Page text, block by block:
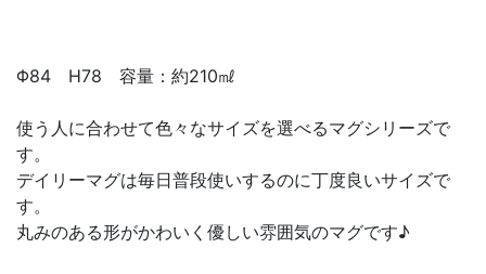
Φ84 H78 容量：約210㎖
使う人に合わせて色々なサイズを選べるマグシリーズで
す。
デイリーマグは毎日普段使いするのに丁度良いサイズで
す。
丸みのある形がかわいく優しい雰囲気のマグです♪